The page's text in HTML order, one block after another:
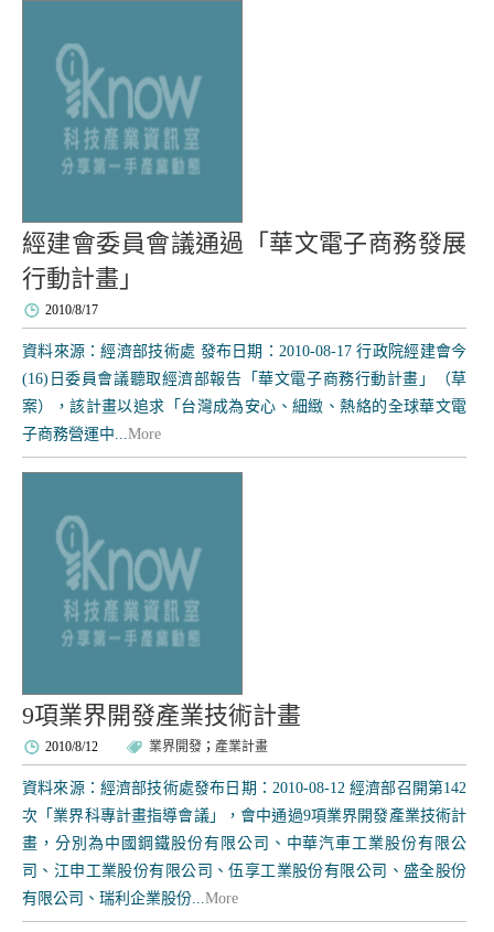
經建會委員會議通過「華文電子商務發展
行動計畫」
2010/8/17
資料來源：經濟部技術處 發布日期：2010-08-17 行政院經建會今
(16)日委員會議聽取經濟部報告「華文電子商務行動計畫」（草
案），該計畫以追求「台灣成為安心、細緻、熱絡的全球華文電
子商務營運中...More
9項業界開發產業技術計畫
2010/8/12 業界開發 ； 產業計畫
資料來源：經濟部技術處發布日期：2010-08-12 經濟部召開第142
次「業界科專計畫指導會議」，會中通過9項業界開發產業技術計
畫，分別為中國鋼鐵股份有限公司、中華汽車工業股份有限公
司、江申工業股份有限公司、伍享工業股份有限公司、盛全股份
有限公司、瑞利企業股份...More